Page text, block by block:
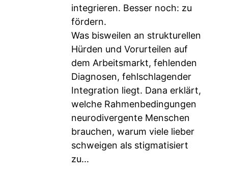
integrieren. Besser noch: zu
fördern.
Was bisweilen an strukturellen
Hürden und Vorurteilen auf
dem Arbeitsmarkt, fehlenden
Diagnosen, fehlschlagender
Integration liegt. Dana erklärt,
welche Rahmenbedingungen
neurodivergente Menschen
brauchen, warum viele lieber
schweigen als stigmatisiert
zu...